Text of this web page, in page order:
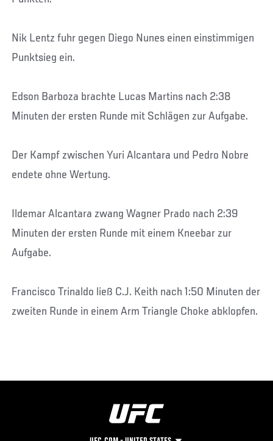
Nik Lentz fuhr gegen Diego Nunes einen einstimmigen
Punktsieg ein.
Edson Barboza brachte Lucas Martins nach 2:38
Minuten der ersten Runde mit Schlägen zur Aufgabe.
Der Kampf zwischen Yuri Alcantara und Pedro Nobre
endete ohne Wertung.
Ildemar Alcantara zwang Wagner Prado nach 2:39
Minuten der ersten Runde mit einem Kneebar zur
Aufgabe.
Francisco Trinaldo ließ C.J. Keith nach 1:50 Minuten der
zweiten Runde in einem Arm Triangle Choke abklopfen.